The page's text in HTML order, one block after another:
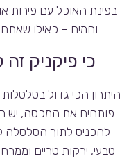
בפינת האוכל עם פירות
וחמים – כאילו
כי פיקניק
היתרון הכי גדול
פותחים את המכסה, יש
להכניס לתוך הסלסלה
טבעי, ירקות טריים